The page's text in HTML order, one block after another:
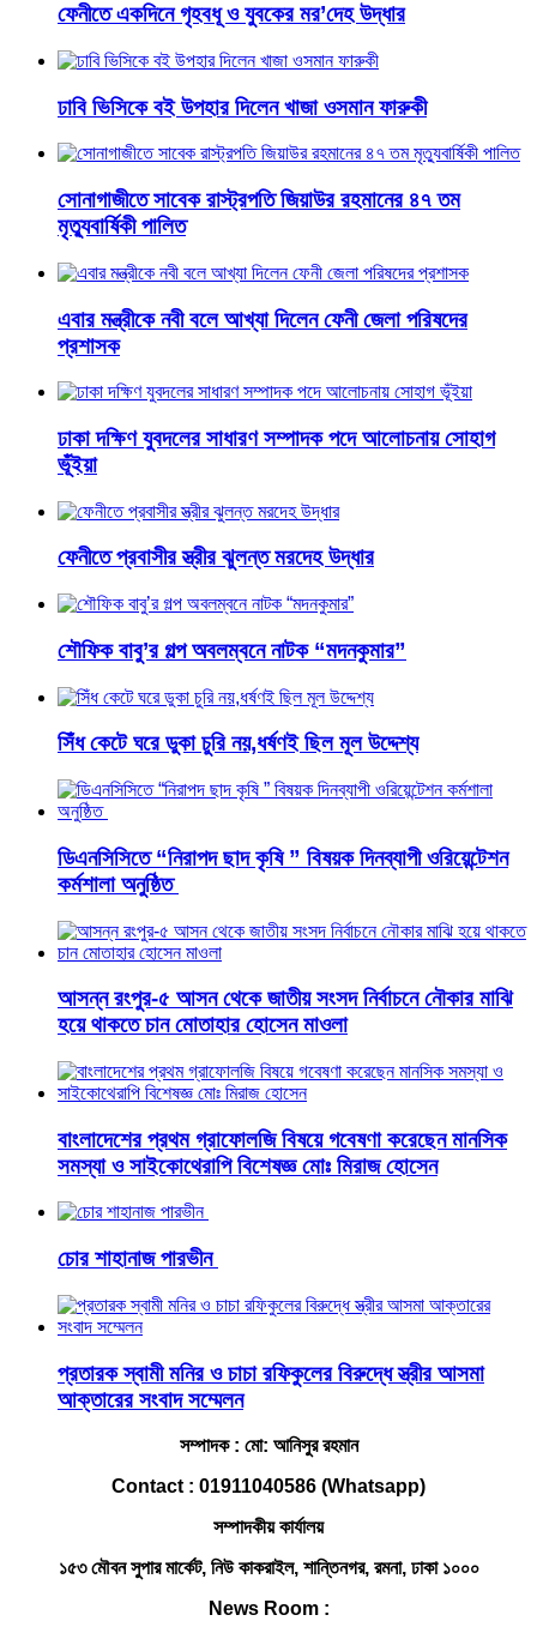
ফেনীতে একদিনে গৃহবধূ ও যুবকের মর’দেহ উদ্ধার
ঢাবি ভিসিকে বই উপহার দিলেন খাজা ওসমান ফারুকী
সোনাগাজীতে সাবেক রাস্ট্রপতি জিয়াউর রহমানের ৪৭ তম
মৃত্যুবার্ষিকী পালিত
এবার মন্ত্রীকে নবী বলে আখ্যা দিলেন ফেনী জেলা পরিষদের
প্রশাসক
ঢাকা দক্ষিণ যুবদলের সাধারণ সম্পাদক পদে আলোচনায় সোহাগ
ভূঁইয়া
ফেনীতে প্রবাসীর স্ত্রীর ঝুলন্ত মরদেহ উদ্ধার
শৌফিক বাবু’র গল্প অবলম্বনে নাটক “মদনকুমার”
সিঁধ কেটে ঘরে ডুকা চুরি নয়,ধর্ষণই ছিল মূল উদ্দেশ্য
ডিএনসিসিতে “নিরাপদ ছাদ কৃষি ” বিষয়ক দিনব্যাপী ওরিয়েন্টেশন
কর্মশালা অনুষ্ঠিত
আসন্ন রংপুর-৫ আসন থেকে জাতীয় সংসদ নির্বাচনে নৌকার মাঝি
হয়ে থাকতে চান মোতাহার হোসেন মাওলা
বাংলাদেশের প্রথম গ্রাফোলজি বিষয়ে গবেষণা করেছেন মানসিক
সমস্যা ও সাইকোথেরাপি বিশেষজ্ঞ মোঃ মিরাজ হোসেন
চোর শাহানাজ পারভীন
প্রতারক স্বামী মনির ও চাচা রফিকুলের বিরুদ্ধে স্ত্রীর আসমা
আক্তারের সংবাদ সম্মেলন
সম্পাদক : মো: আনিসুর রহমান
Contact : 01911040586 (Whatsapp)
সম্পাদকীয় কার্যালয়
১৫৩ মৌবন সুপার মার্কেট, নিউ কাকরাইল, শান্তিনগর, রমনা, ঢাকা ১০০০
News Room :